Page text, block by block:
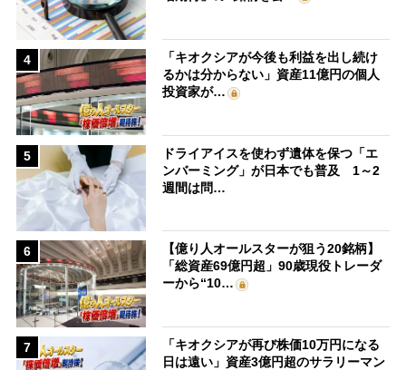
4
「キオクシアが今後も利益を出し続け
るかは分からない」資産11億円の個人
投資家が…
5
ドライアイスを使わず遺体を保つ「エ
ンバーミング」が日本でも普及 1～2
週間は問…
6
【億り人オールスターが狙う20銘柄】
「総資産69億円超」90歳現役トレーダ
ーから“10…
7
「キオクシアが再び株価10万円になる
日は遠い」資産3億円超のサラリーマン